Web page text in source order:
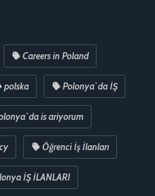
Careers in Poland
polska Polonya`da İŞ
is ariyorum
Öğrenci İş İlanları
İŞ İLANLARI